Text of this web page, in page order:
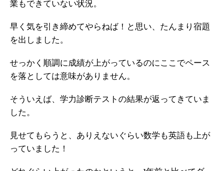
業もできていない状況。
早く気を引き締めてやらねば！と思い、たんまり宿題
を出しました。
せっかく順調に成績が上がっているのにここでペース
を落としては意味がありません。
そういえば、学力診断テストの結果が返ってきていま
した。
見せてもらうと、ありえないぐらい数学も英語も上が
っていました！